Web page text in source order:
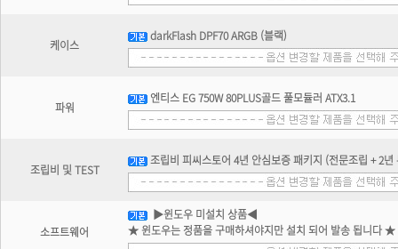
케이스
darkFlash DPF70 ARGB (블랙)
파워
엔티스 EG 750W 80PLUS골드 풀모듈러 ATX3.1
조립비 및 TEST
조립비 피씨스토어 4년 안심보증 패키지 (전문조립 + 2
소프트웨어
▶윈도우 미설치 상품◀
★ 윈도우는 정품을 구매하셔야지만 설치 되어 발송 됩니다 ★